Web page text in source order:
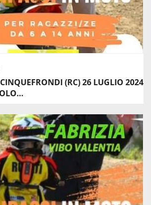
(RC) 26 LUGLIO 2024